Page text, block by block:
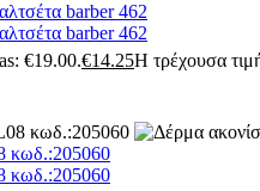
barber 462
barber 462
€19.00.€14.25Η τρέχουσα
κωδ.:205060
κωδ.:205060